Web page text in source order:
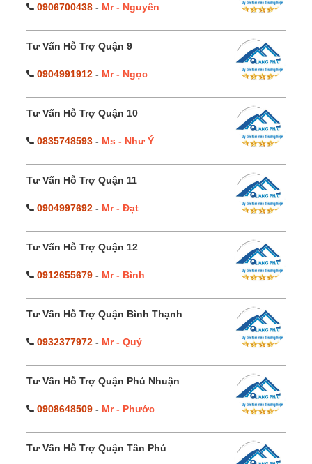
0906700438 - Mr - Nguyên
Tư Vấn Hỗ Trợ Quận 9
0904991912 - Mr - Ngọc
Tư Vấn Hỗ Trợ Quận 10
0835748593 - Ms - Như Ý
Tư Vấn Hỗ Trợ Quận 11
0904997692 - Mr - Đạt
Tư Vấn Hỗ Trợ Quận 12
0912655679 - Mr - Bình
Tư Vấn Hỗ Trợ Quận Bình Thạnh
0932377972 - Mr - Quý
Tư Vấn Hỗ Trợ Quận Phú Nhuận
0908648509 - Mr - Phước
Tư Vấn Hỗ Trợ Quận Tân Phú